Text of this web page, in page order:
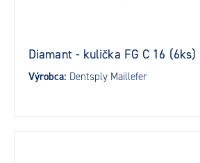
Diamant - kulička FG C 16 (6ks)
Výrobca: Dentsply Maillefer